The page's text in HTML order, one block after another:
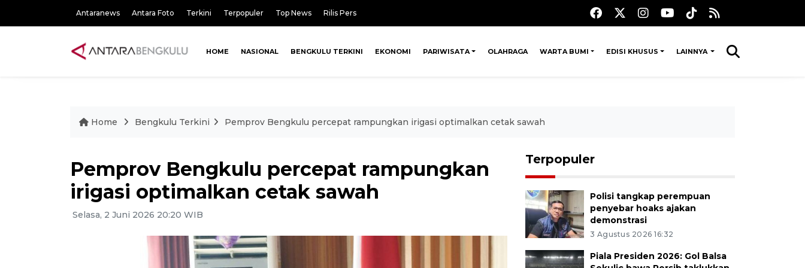
Antaranews Antara Foto Terkini Terpopuler Top News Rilis Pers
HOME NASIONAL BENGKULU TERKINI EKONOMI PARIWISATA OLAHRAGA WARTA BUMI EDISI KHUSUS LAINNYA
Home Bengkulu Terkini Pemprov Bengkulu percepat rampungkan irigasi optimalkan cetak sawah
Pemprov Bengkulu percepat rampungkan
irigasi optimalkan cetak sawah
Selasa, 2 Juni 2026 20:20 WIB
Terpopuler
Polisi tangkap perempuan
penyebar hoaks ajakan
demonstrasi
3 Agustus 2026 16:32
Piala Presiden 2026: Gol Balsa